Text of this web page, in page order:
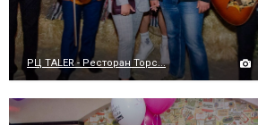
РЦ TALER - Ресторан Торс...